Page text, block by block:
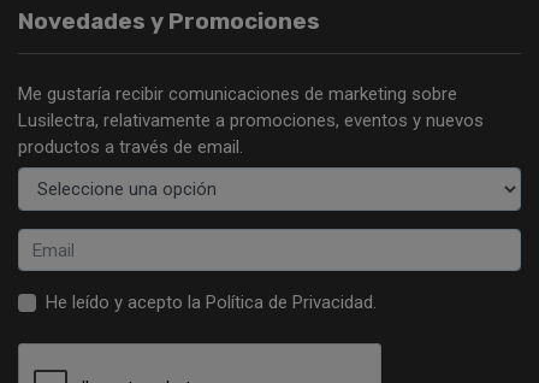
Novedades y Promociones
Me gustaría recibir comunicaciones de marketing sobre
Lusilectra, relativamente a promociones, eventos y nuevos
productos a través de email.
He leído y acepto la Política de Privacidad.